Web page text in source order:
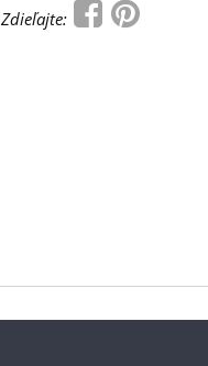
Zdieľajte: